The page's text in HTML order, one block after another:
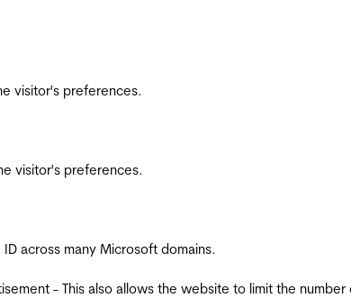
visitor's preferences.
visitor's preferences.
across many Microsoft domains.
- This also allows the website to limit the